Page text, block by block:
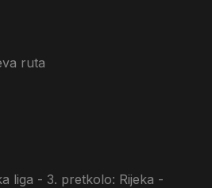
ruta
liga - 3. pretkolo: Rijeka -